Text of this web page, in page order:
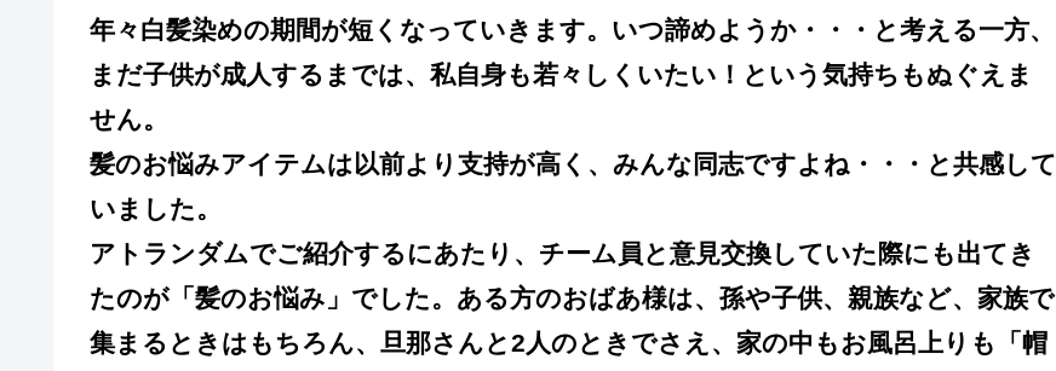
年々白髪染めの期間が短くなっていきます。いつ諦めようか・・・と考える一方、
まだ子供が成人するまでは、私自身も若々しくいたい！という気持ちもぬぐえま
せん。
髪のお悩みアイテムは以前より支持が高く、みんな同志ですよね・・・と共感して
いました。
アトランダムでご紹介するにあたり、チーム員と意見交換していた際にも出てき
たのが「髪のお悩み」でした。ある方のおばあ様は、孫や子供、親族など、家族で
集まるときはもちろん、旦那さんと2人のときでさえ、家の中もお風呂上りも「帽